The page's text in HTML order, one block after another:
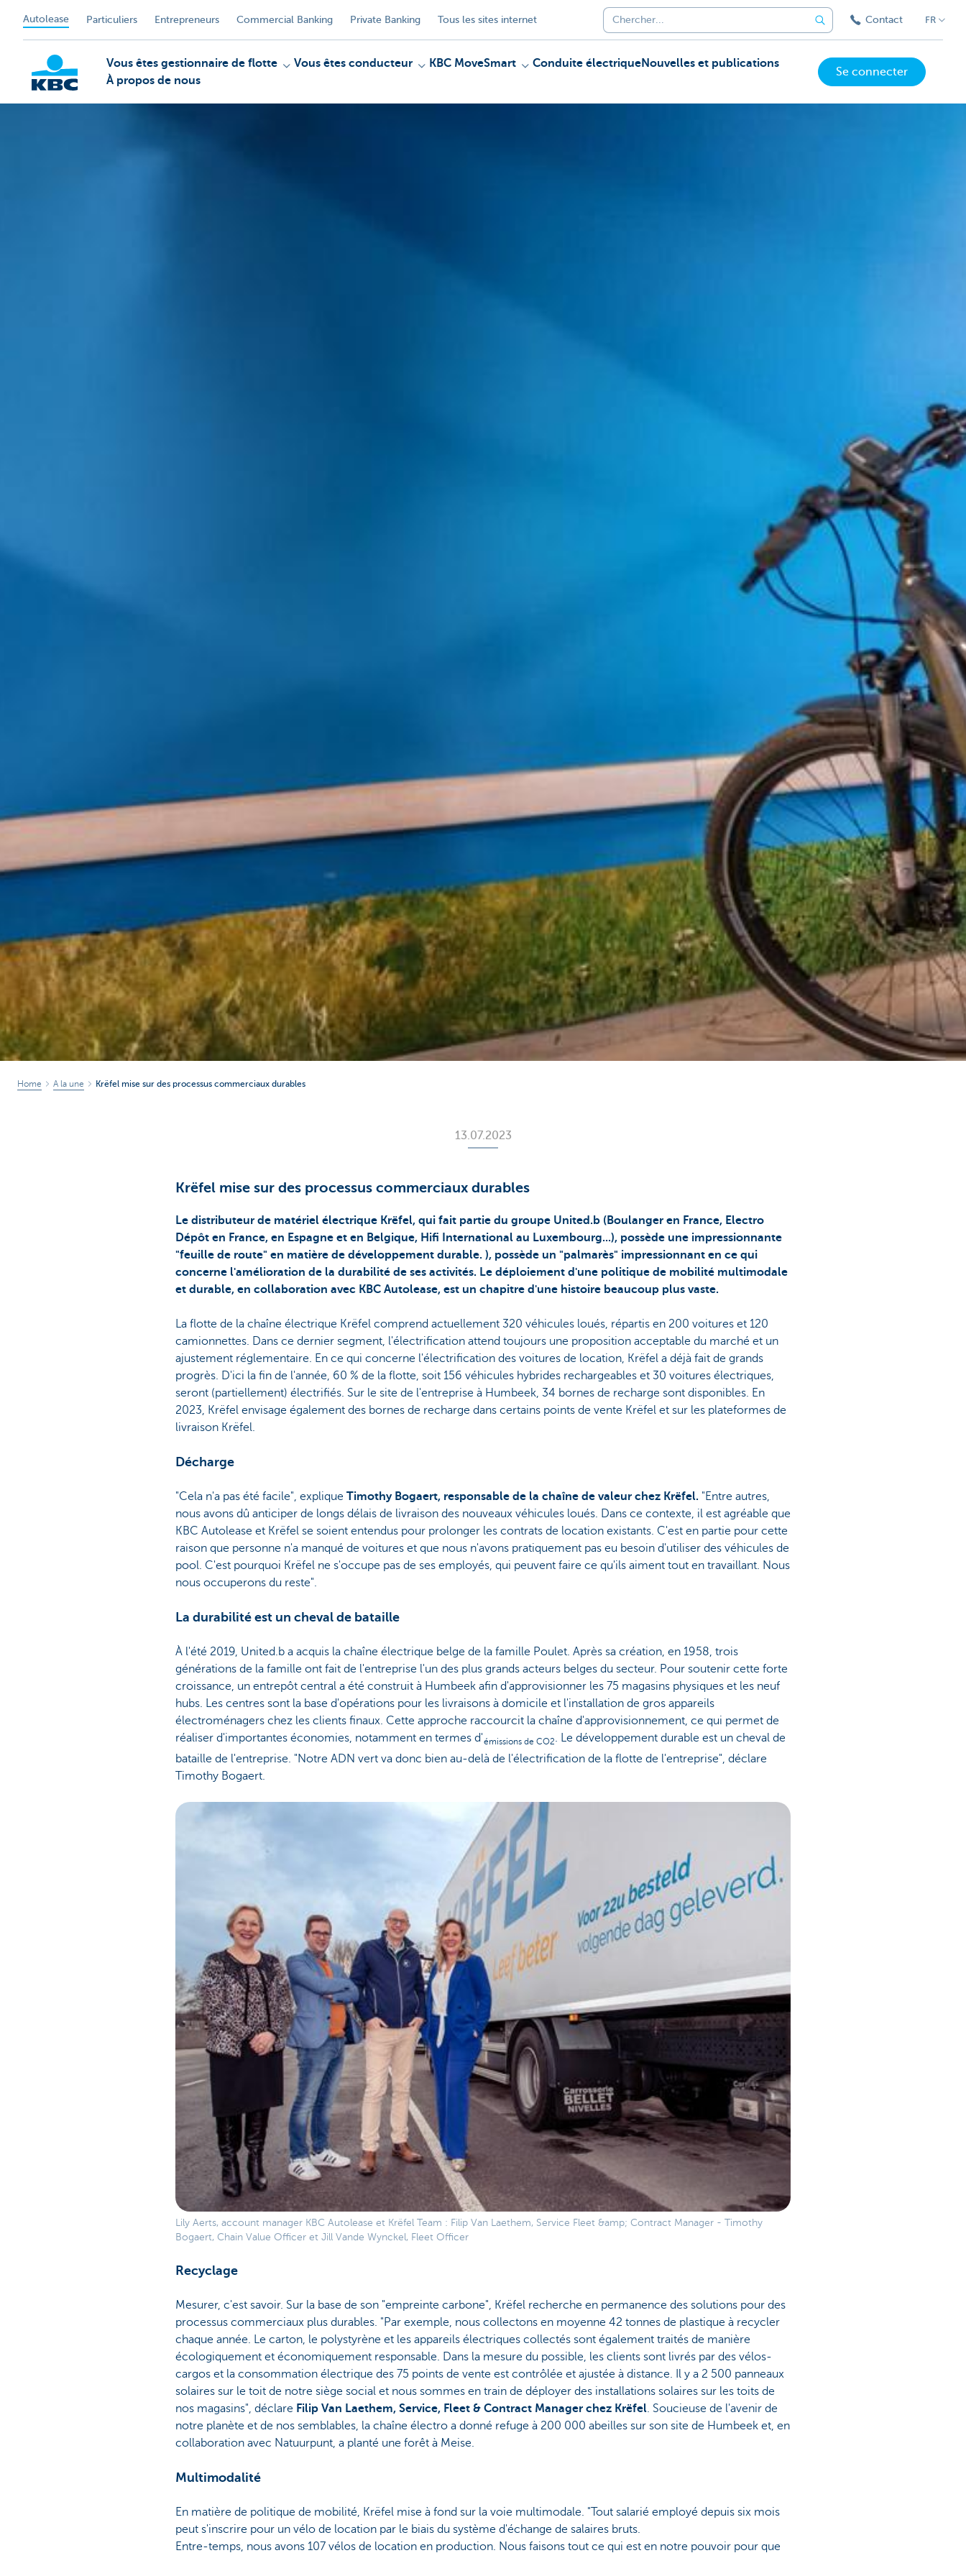
Autolease Particuliers Entrepreneurs Commercial Banking Private Banking Tous les sites internet Contact FR
Vous êtes gestionnaire de flotte Vous êtes conducteur KBC MoveSmart Conduite électriqueNouvelles et publications
À propos de nous
Se connecter
Home A la une Krëfel mise sur des processus commerciaux durables
13.07.2023
Krëfel mise sur des processus commerciaux durables
Le distributeur de matériel électrique Krëfel, qui fait partie du groupe United.b (Boulanger en France, Electro
Dépôt en France, en Espagne et en Belgique, Hifi International au Luxembourg...), possède une impressionnante
"feuille de route" en matière de développement durable. ), possède un "palmarès" impressionnant en ce qui
concerne l'amélioration de la durabilité de ses activités. Le déploiement d'une politique de mobilité multimodale
et durable, en collaboration avec KBC Autolease, est un chapitre d'une histoire beaucoup plus vaste.
La flotte de la chaîne électrique Krëfel comprend actuellement 320 véhicules loués, répartis en 200 voitures et 120
camionnettes. Dans ce dernier segment, l'électrification attend toujours une proposition acceptable du marché et un
ajustement réglementaire. En ce qui concerne l'électrification des voitures de location, Krëfel a déjà fait de grands
progrès. D'ici la fin de l'année, 60 % de la flotte, soit 156 véhicules hybrides rechargeables et 30 voitures électriques,
seront (partiellement) électrifiés. Sur le site de l'entreprise à Humbeek, 34 bornes de recharge sont disponibles. En
2023, Krëfel envisage également des bornes de recharge dans certains points de vente Krëfel et sur les plateformes de
livraison Krëfel.
Décharge
"Cela n'a pas été facile", explique Timothy Bogaert, responsable de la chaîne de valeur chez Krëfel. "Entre autres,
nous avons dû anticiper de longs délais de livraison des nouveaux véhicules loués. Dans ce contexte, il est agréable que
KBC Autolease et Krëfel se soient entendus pour prolonger les contrats de location existants. C'est en partie pour cette
raison que personne n'a manqué de voitures et que nous n'avons pratiquement pas eu besoin d'utiliser des véhicules de
pool. C'est pourquoi Krëfel ne s'occupe pas de ses employés, qui peuvent faire ce qu'ils aiment tout en travaillant. Nous
nous occuperons du reste".
La durabilité est un cheval de bataille
À l'été 2019, United.b a acquis la chaîne électrique belge de la famille Poulet. Après sa création, en 1958, trois
générations de la famille ont fait de l'entreprise l'un des plus grands acteurs belges du secteur. Pour soutenir cette forte
croissance, un entrepôt central a été construit à Humbeek afin d'approvisionner les 75 magasins physiques et les neuf
hubs. Les centres sont la base d'opérations pour les livraisons à domicile et l'installation de gros appareils
électroménagers chez les clients finaux. Cette approche raccourcit la chaîne d'approvisionnement, ce qui permet de
réaliser d'importantes économies, notamment en termes d'émissions de CO2. Le développement durable est un cheval de
bataille de l'entreprise. "Notre ADN vert va donc bien au-delà de l'électrification de la flotte de l'entreprise", déclare
Timothy Bogaert.
Lily Aerts, account manager KBC Autolease et Krëfel Team : Filip Van Laethem, Service Fleet &amp; Contract Manager - Timothy
Bogaert, Chain Value Officer et Jill Vande Wynckel, Fleet Officer
Recyclage
Mesurer, c'est savoir. Sur la base de son "empreinte carbone", Krëfel recherche en permanence des solutions pour des
processus commerciaux plus durables. "Par exemple, nous collectons en moyenne 42 tonnes de plastique à recycler
chaque année. Le carton, le polystyrène et les appareils électriques collectés sont également traités de manière
écologiquement et économiquement responsable. Dans la mesure du possible, les clients sont livrés par des vélos-
cargos et la consommation électrique des 75 points de vente est contrôlée et ajustée à distance. Il y a 2 500 panneaux
solaires sur le toit de notre siège social et nous sommes en train de déployer des installations solaires sur les toits de
nos magasins", déclare Filip Van Laethem, Service, Fleet & Contract Manager chez Krëfel. Soucieuse de l'avenir de
notre planète et de nos semblables, la chaîne électro a donné refuge à 200 000 abeilles sur son site de Humbeek et, en
collaboration avec Natuurpunt, a planté une forêt à Meise.
Multimodalité
En matière de politique de mobilité, Krëfel mise à fond sur la voie multimodale. "Tout salarié employé depuis six mois
peut s'inscrire pour un vélo de location par le biais du système d'échange de salaires bruts.
Entre-temps, nous avons 107 vélos de location en production. Nous faisons tout ce qui est en notre pouvoir pour que